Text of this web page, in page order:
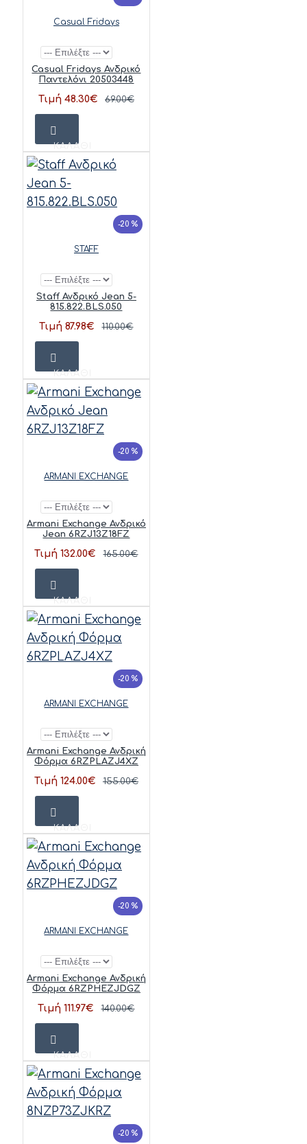
Casual Fridays
Casual Fridays Ανδρικό
Παντελόνι 20503448
Τιμή 48.30€ 69.00€
ΚΑΛΆΘΙ
-20 %
STAFF
Staff Ανδρικό Jean 5-
815.822.BLS.050
Τιμή 87.98€ 110.00€
ΚΑΛΆΘΙ
-20 %
ARMANI EXCHANGE
Armani Exchange Ανδρικό
Jean 6RZJ13Z18FZ
Τιμή 132.00€ 165.00€
ΚΑΛΆΘΙ
-20 %
ARMANI EXCHANGE
Armani Exchange Ανδρική
Φόρμα 6RZPLAZJ4XZ
Τιμή 124.00€ 155.00€
ΚΑΛΆΘΙ
-20 %
ARMANI EXCHANGE
Armani Exchange Ανδρική
Φόρμα 6RZPHEZJDGZ
Τιμή 111.97€ 140.00€
ΚΑΛΆΘΙ
-20 %